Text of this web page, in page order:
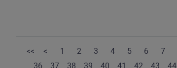
<< < 1 2 3 4 5 6 7
36
37 38 39 40 41 42 43 44